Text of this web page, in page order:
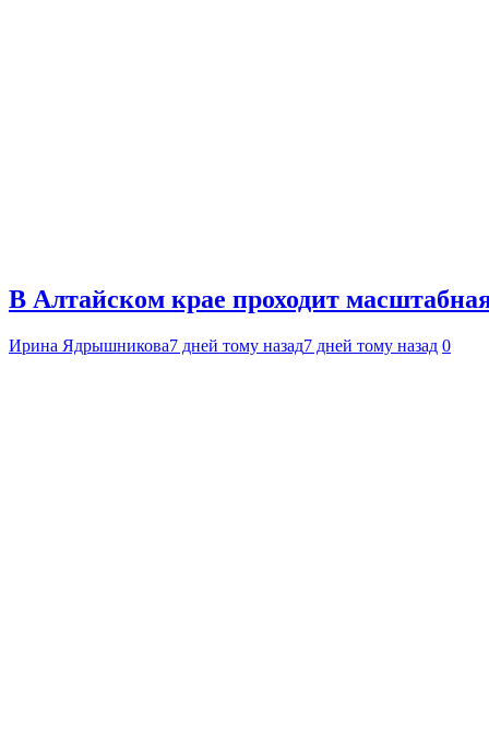
В Алтайском крае проходит
Ирина Ядрышникова7 дней тому назад7 дней тому назад 0